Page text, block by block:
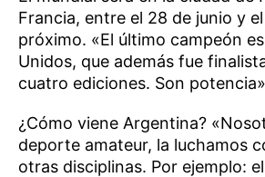
Francia, entre el 28 de junio y
próximo. «El último campeón
Unidos, que además fue
cuatro ediciones. Son
¿Cómo viene Argentina?
deporte amateur, la luchamos
otras disciplinas. Por ejemplo: